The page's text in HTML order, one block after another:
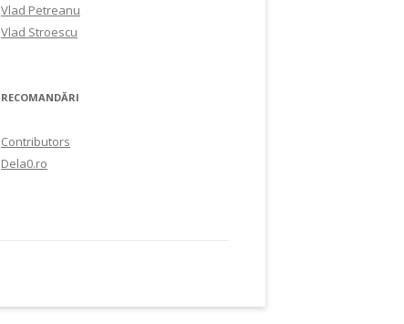
Vlad Petreanu
Vlad Stroescu
RECOMANDĂRI
Contributors
Dela0.ro